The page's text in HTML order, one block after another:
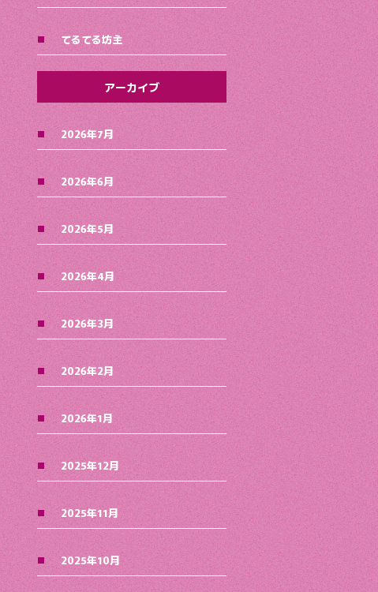
てるてる坊主
アーカイブ
2026年7月
2026年6月
2026年5月
2026年4月
2026年3月
2026年2月
2026年1月
2025年12月
2025年11月
2025年10月